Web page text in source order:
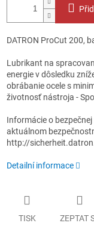
DATRON ProCut 200,
Lubrikant na
energie v dôsledku
obrábanie ocele s
životnosť nástroja -
Informácie o
aktuálnom
http://
Detailní informace
TISK ZEPTAT